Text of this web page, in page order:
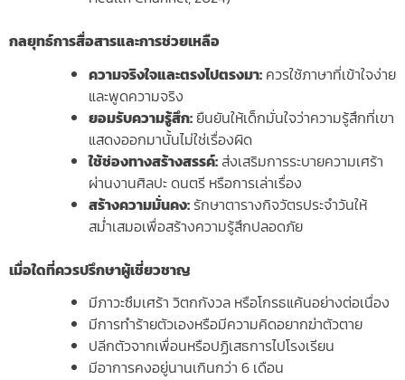
กลยุทธ์การสื่อสารและการช่วยเหลือ
ความจริงใจและตรงไปตรงมา: ควรใช้ภาษาที่เข้าใจง่าย
และพูดความจริง
ยอมรับความรู้สึก:ยืนยันให้เด็กมั่นใจว่าความรู้สึกที่เขา
แสดงออกมานั้นไม่ใช่เรื่องผิด
ใช้ช่องทางสร้างสรรค์:ส่งเสริมการระบายความเศร้า
ผ่านงานศิลปะ ดนตรี หรือการเล่าเรื่อง
สร้างความมั่นคง:รักษาตารางกิจวัตรประจำวันให้
สม่ำเสมอเพื่อสร้างความรู้สึกปลอดภัย
เมื่อใดที่ควรปรึกษาผู้เชี่ยวชาญ
มีภาวะซึมเศร้า วิตกกังวล หรือโกรธแค้นอย่างต่อเนื่อง
มีการทำร้ายตัวเองหรือมีความคิดอยากฆ่าตัวตาย
ปลีกตัวจากเพื่อนหรือปฏิเสธการไปโรงเรียน
มีอาการคงอยู่นานเกินกว่า 6 เดือน